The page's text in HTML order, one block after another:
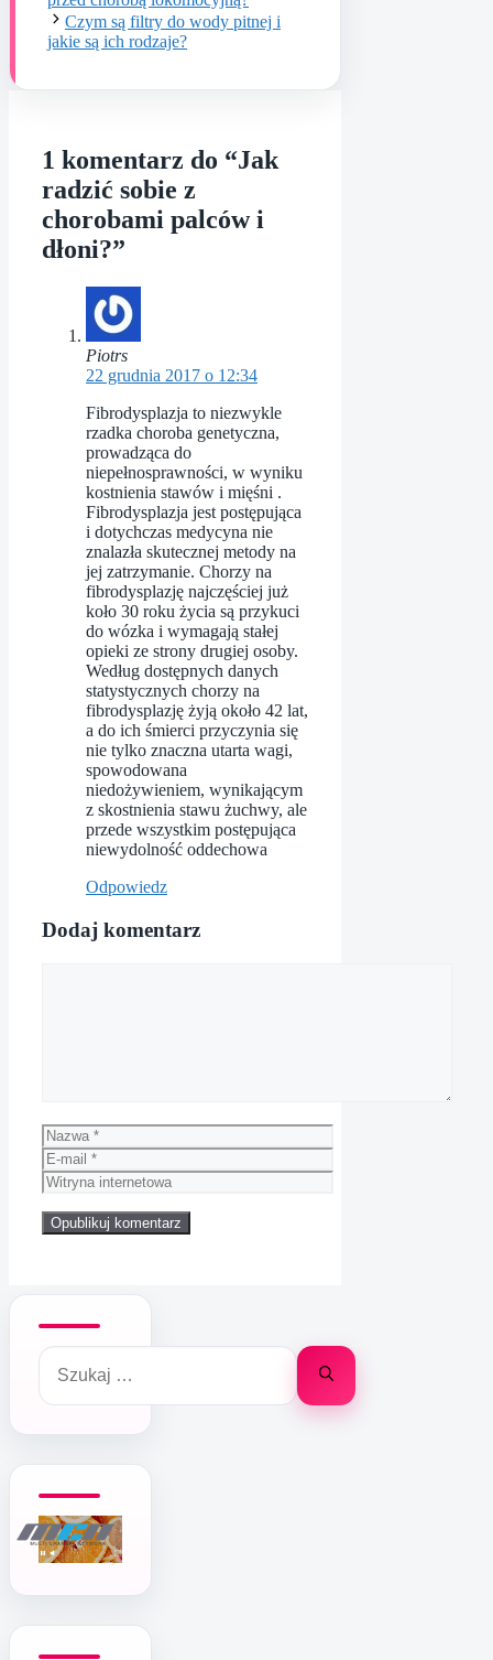
Czym są filtry do wody pitnej i
jakie są ich rodzaje?
1 komentarz do “Jak
radzić sobie z
chorobami palców i
dłoni?”
Piotrs
22 grudnia 2017 o 12:34
Fibrodysplazja to niezwykle
rzadka choroba genetyczna,
prowadząca do
niepełnosprawności, w wyniku
kostnienia stawów i mięśni .
Fibrodysplazja jest postępująca
i dotychczas medycyna nie
znalazła skutecznej metody na
jej zatrzymanie. Chorzy na
fibrodysplazję najczęściej już
koło 30 roku życia są przykuci
do wózka i wymagają stałej
opieki ze strony drugiej osoby.
Według dostępnych danych
statystycznych chorzy na
fibrodysplazję żyją około 42 lat,
a do ich śmierci przyczynia się
nie tylko znaczna utarta wagi,
spowodowana
niedożywieniem, wynikającym
z skostnienia stawu żuchwy, ale
przede wszystkim postępująca
niewydolność oddechowa
Odpowiedz
Dodaj komentarz
Nazwa
E-
mail
Witryna
internetowa
Szukaj: